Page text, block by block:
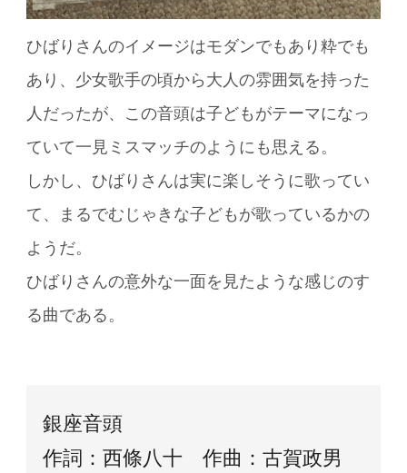
ひばりさんのイメージはモダンでもあり粋でも
あり、少女歌手の頃から大人の雰囲気を持った
人だったが、この音頭は子どもがテーマになっ
ていて一見ミスマッチのようにも思える。
しかし、ひばりさんは実に楽しそうに歌ってい
て、まるでむじゃきな子どもが歌っているかの
ようだ。
ひばりさんの意外な一面を見たような感じのす
る曲である。
銀座音頭
作詞：西條八十 作曲：古賀政男